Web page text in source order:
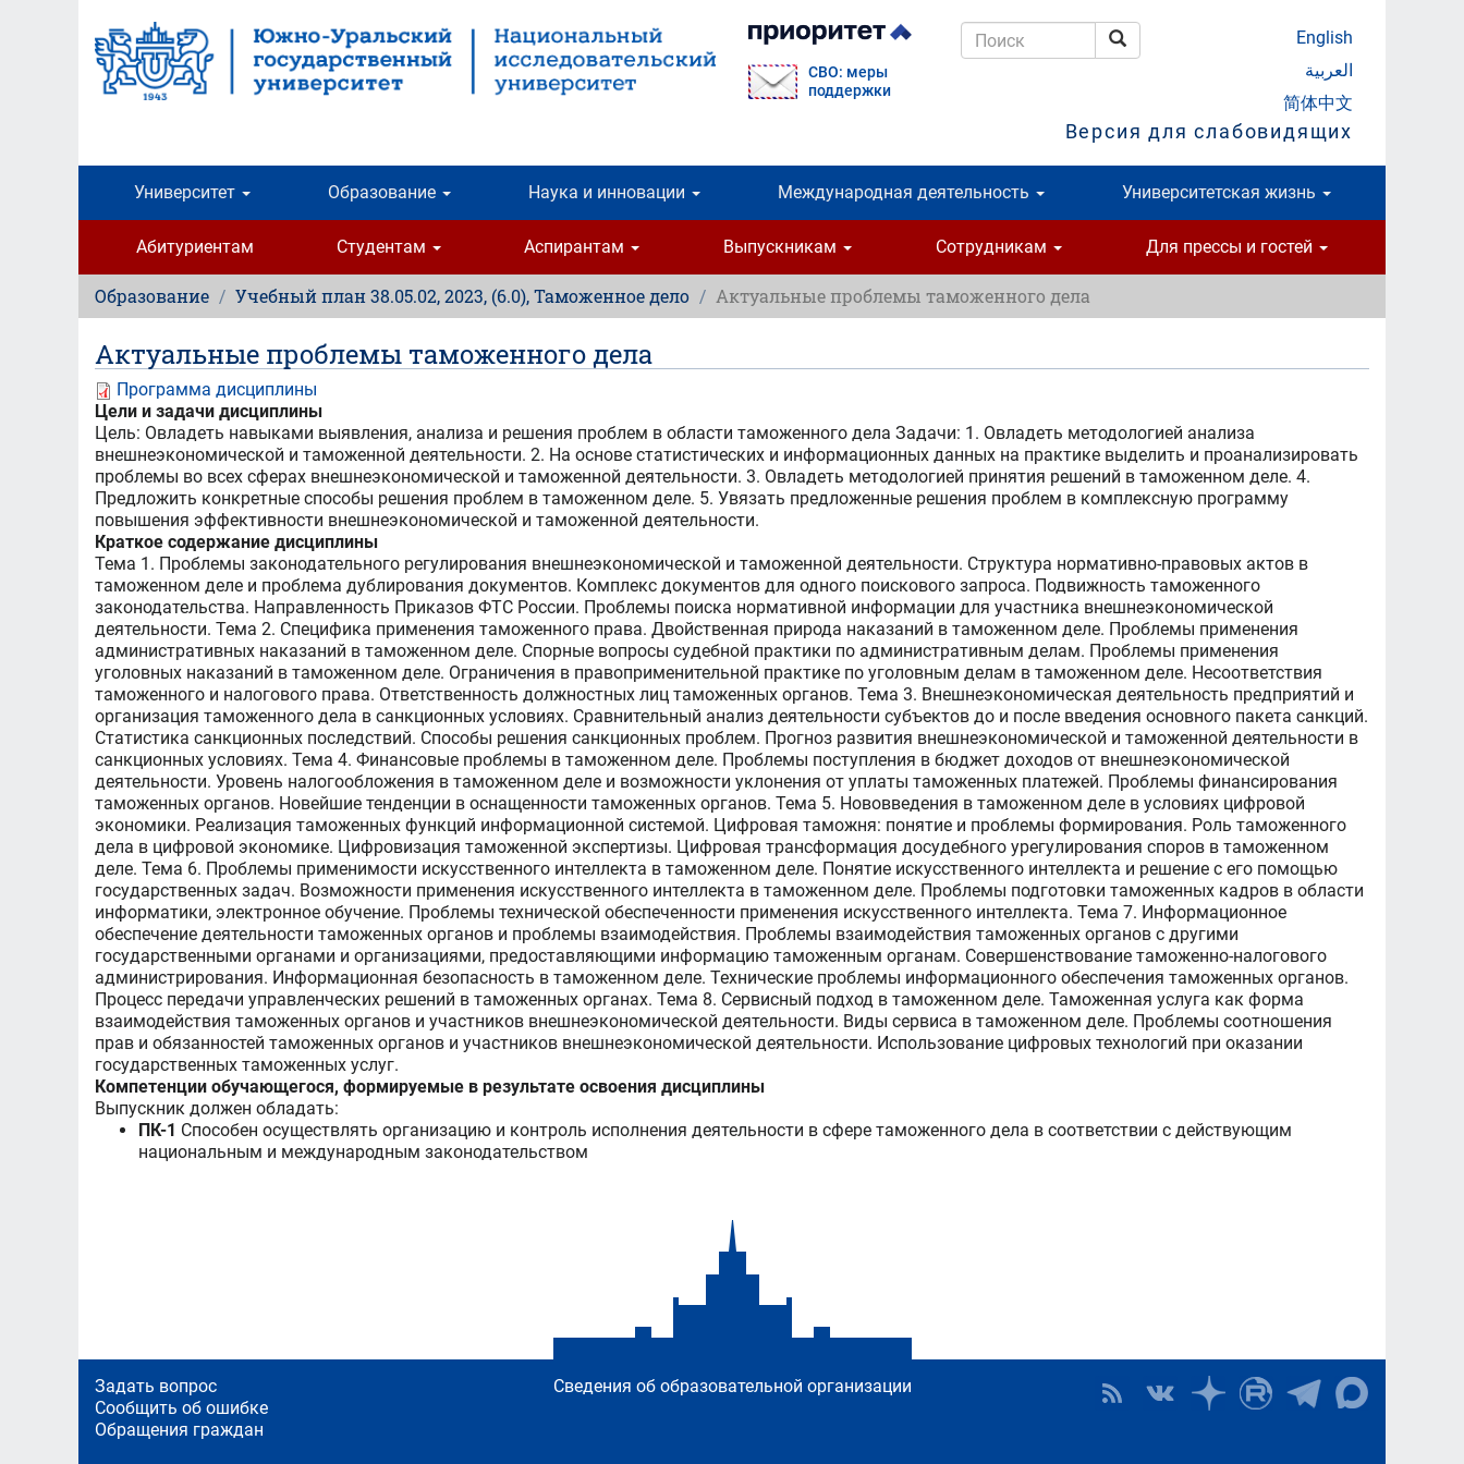
содержанию
СВО: меры
поддержки
Поиск
English
العربية
简体中文
Версия для слабовидящих
Университет Образование Наука и инновации Международная деятельность Университетская жизнь
Абитуриентам Студентам Аспирантам Выпускникам Сотрудникам Для прессы и гостей
Образование Учебный план 38.05.02, 2023, (6.0), Таможенное дело Актуальные проблемы таможенного дела
Актуальные проблемы таможенного дела
Программа дисциплины
Цели и задачи дисциплины
Цель: Овладеть навыками выявления, анализа и решения проблем в области таможенного дела Задачи: 1. Овладеть методологией анализа
внешнеэкономической и таможенной деятельности. 2. На основе статистических и информационных данных на практике выделить и проанализировать
проблемы во всех сферах внешнеэкономической и таможенной деятельности. 3. Овладеть методологией принятия решений в таможенном деле. 4.
Предложить конкретные способы решения проблем в таможенном деле. 5. Увязать предложенные решения проблем в комплексную программу
повышения эффективности внешнеэкономической и таможенной деятельности.
Краткое содержание дисциплины
Тема 1. Проблемы законодательного регулирования внешнеэкономической и таможенной деятельности. Структура нормативно-правовых актов в
таможенном деле и проблема дублирования документов. Комплекс документов для одного поискового запроса. Подвижность таможенного
законодательства. Направленность Приказов ФТС России. Проблемы поиска нормативной информации для участника внешнеэкономической
деятельности. Тема 2. Специфика применения таможенного права. Двойственная природа наказаний в таможенном деле. Проблемы применения
административных наказаний в таможенном деле. Спорные вопросы судебной практики по административным делам. Проблемы применения
уголовных наказаний в таможенном деле. Ограничения в правоприменительной практике по уголовным делам в таможенном деле. Несоответствия
таможенного и налогового права. Ответственность должностных лиц таможенных органов. Тема 3. Внешнеэкономическая деятельность предприятий и
организация таможенного дела в санкционных условиях. Сравнительный анализ деятельности субъектов до и после введения основного пакета санкций.
Статистика санкционных последствий. Способы решения санкционных проблем. Прогноз развития внешнеэкономической и таможенной деятельности в
санкционных условиях. Тема 4. Финансовые проблемы в таможенном деле. Проблемы поступления в бюджет доходов от внешнеэкономической
деятельности. Уровень налогообложения в таможенном деле и возможности уклонения от уплаты таможенных платежей. Проблемы финансирования
таможенных органов. Новейшие тенденции в оснащенности таможенных органов. Тема 5. Нововведения в таможенном деле в условиях цифровой
экономики. Реализация таможенных функций информационной системой. Цифровая таможня: понятие и проблемы формирования. Роль таможенного
дела в цифровой экономике. Цифровизация таможенной экспертизы. Цифровая трансформация досудебного урегулирования споров в таможенном
деле. Тема 6. Проблемы применимости искусственного интеллекта в таможенном деле. Понятие искусственного интеллекта и решение с его помощью
государственных задач. Возможности применения искусственного интеллекта в таможенном деле. Проблемы подготовки таможенных кадров в области
информатики, электронное обучение. Проблемы технической обеспеченности применения искусственного интеллекта. Тема 7. Информационное
обеспечение деятельности таможенных органов и проблемы взаимодействия. Проблемы взаимодействия таможенных органов с другими
государственными органами и организациями, предоставляющими информацию таможенным органам. Совершенствование таможенно-налогового
администрирования. Информационная безопасность в таможенном деле. Технические проблемы информационного обеспечения таможенных органов.
Процесс передачи управленческих решений в таможенных органах. Тема 8. Сервисный подход в таможенном деле. Таможенная услуга как форма
взаимодействия таможенных органов и участников внешнеэкономической деятельности. Виды сервиса в таможенном деле. Проблемы соотношения
прав и обязанностей таможенных органов и участников внешнеэкономической деятельности. Использование цифровых технологий при оказании
государственных таможенных услуг.
Компетенции обучающегося, формируемые в результате освоения дисциплины
Выпускник должен обладать:
ПК-1 Способен осуществлять организацию и контроль исполнения деятельности в сфере таможенного дела в соответствии с действующим
национальным и международным законодательством
Сведения об образовательной организации
Задать вопрос
Сообщить об ошибке
Обращения граждан